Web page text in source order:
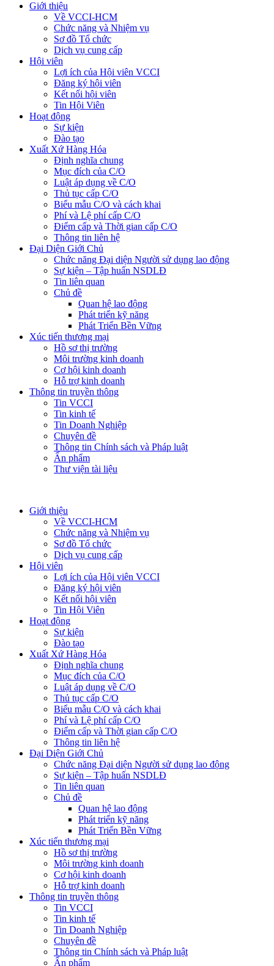
Giới thiệu
Về VCCI-HCM
Chức năng và Nhiệm vụ
Sơ đồ Tổ chức
Dịch vụ cung cấp
Hội viên
Lợi ích của Hội viên VCCI
Đăng ký hội viên
Kết nối hội viên
Tin Hội Viên
Hoạt động
Sự kiện
Đào tạo
Xuất Xứ Hàng Hóa
Định nghĩa chung
Mục đích của C/O
Luật áp dụng về C/O
Thủ tục cấp C/O
Biểu mẫu C/O và cách khai
Phí và Lệ phí cấp C/O
Điểm cấp và Thời gian cấp C/O
Thông tin liên hệ
Đại Diện Giới Chủ
Chức năng Đại diện Người sử dụng lao động
Sự kiện – Tập huấn NSDLĐ
Tin liên quan
Chủ đề
Quan hệ lao động
Phát triển kỹ năng
Phát Triển Bền Vững
Xúc tiến thương mại
Hồ sơ thị trường
Môi trường kinh doanh
Cơ hội kinh doanh
Hỗ trợ kinh doanh
Thông tin truyền thông
Tin VCCI
Tin kinh tế
Tin Doanh Nghiệp
Chuyên đề
Thông tin Chính sách và Pháp luật
Ấn phẩm
Thư viện tài liệu
Giới thiệu
Về VCCI-HCM
Chức năng và Nhiệm vụ
Sơ đồ Tổ chức
Dịch vụ cung cấp
Hội viên
Lợi ích của Hội viên VCCI
Đăng ký hội viên
Kết nối hội viên
Tin Hội Viên
Hoạt động
Sự kiện
Đào tạo
Xuất Xứ Hàng Hóa
Định nghĩa chung
Mục đích của C/O
Luật áp dụng về C/O
Thủ tục cấp C/O
Biểu mẫu C/O và cách khai
Phí và Lệ phí cấp C/O
Điểm cấp và Thời gian cấp C/O
Thông tin liên hệ
Đại Diện Giới Chủ
Chức năng Đại diện Người sử dụng lao động
Sự kiện – Tập huấn NSDLĐ
Tin liên quan
Chủ đề
Quan hệ lao động
Phát triển kỹ năng
Phát Triển Bền Vững
Xúc tiến thương mại
Hồ sơ thị trường
Môi trường kinh doanh
Cơ hội kinh doanh
Hỗ trợ kinh doanh
Thông tin truyền thông
Tin VCCI
Tin kinh tế
Tin Doanh Nghiệp
Chuyên đề
Thông tin Chính sách và Pháp luật
Ấn phẩm